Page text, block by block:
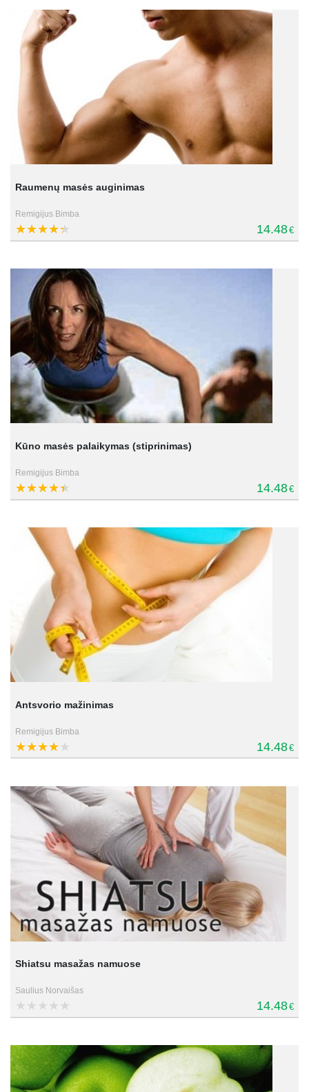
Raumenų masės auginimas
Remigijus Bimba
14.48€
Kūno masės palaikymas (stiprinimas)
Remigijus Bimba
14.48€
Antsvorio mažinimas
Remigijus Bimba
14.48€
Shiatsu masažas namuose
Saulius Norvaišas
14.48€